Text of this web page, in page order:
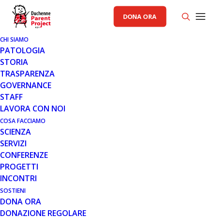
DONA ORA
CHI SIAMO
PATOLOGIA
STORIA
TRASPARENZA
GOVERNANCE
STAFF
LAVORA CON NOI
COSA FACCIAMO
SCIENZA
SERVIZI
CONFERENZE
PROGETTI
INCONTRI
SOSTIENI
DONA ORA
DONAZIONE REGOLARE
AREA SCIENZA PP
5 DIC 2011
AGGIORNAMENTO SU
ATALUREN - DICEMBRE 2011